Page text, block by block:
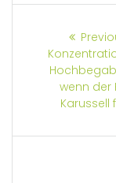
wenn der
Karussell